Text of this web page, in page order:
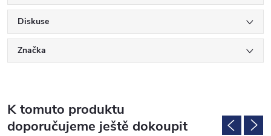
Diskuse
Značka
K tomuto produktu
doporučujeme ještě dokoupit